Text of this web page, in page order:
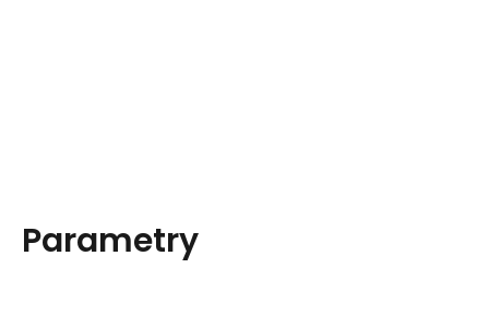
Parametry